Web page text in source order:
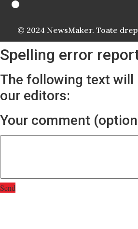
© 2024 NewsMaker. Toate
Spelling error
The following text will
our editors:
Your comment
Send